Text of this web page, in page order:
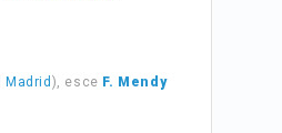
Madrid ), esce F. Mendy